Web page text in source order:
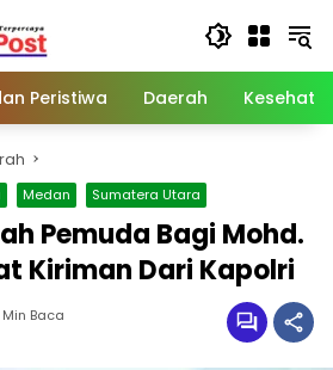
Peristiwa Daerah
Medan Sumatera Utara
Pemuda Bagi Mohd.
Kiriman Dari Kapolri
Baca